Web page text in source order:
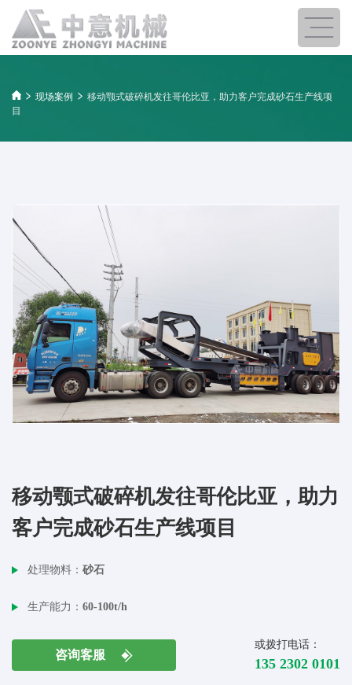
现场案例
移动颚式破碎机发往哥伦比亚，助力客户完成砂石生产线项
目
移动颚式破碎机发往哥伦比亚，助力
客户完成砂石生产线项目
处理物料： 砂石
生产能力： 60-100t/h
咨询客服
或拨打电话：
135 2302 0101